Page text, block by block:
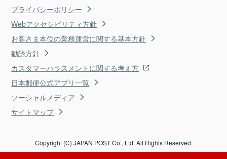
プライバシーポリシー
Webアクセシビリティ方針
お客さま本位の業務運営に関する基本方針
勧誘方針
カスタマーハラスメントに関する考え方
日本郵便公式アプリ一覧
ソーシャルメディア
サイトマップ
Copyright (C) JAPAN POST Co., Ltd. All Rights Reserved.